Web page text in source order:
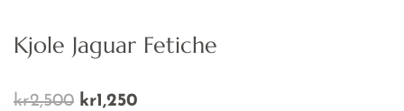
Kjole Jaguar Fetiche
kr2,500 Opprinnelig
kr1,250